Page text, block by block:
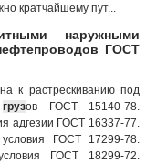
кратчайшему пут...
наружными
ГОСТ
к растрескиванию под
грузов ГОСТ 15140-78.
адгезии ГОСТ 16337-77.
ГОСТ 17299-78.
ГОСТ 18299-72.